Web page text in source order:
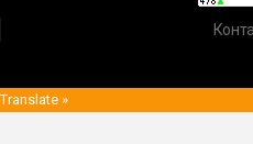
Translate »